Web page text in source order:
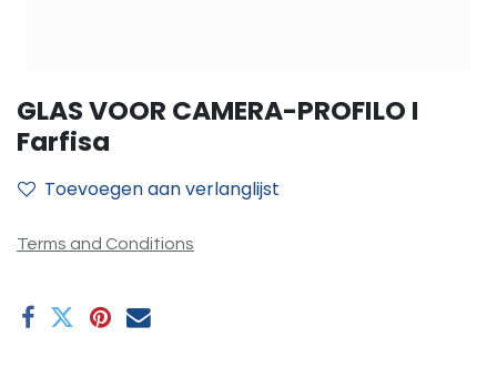
GLAS VOOR CAMERA-PROFILO I
Farfisa
Toevoegen aan verlanglijst
Terms and Conditions